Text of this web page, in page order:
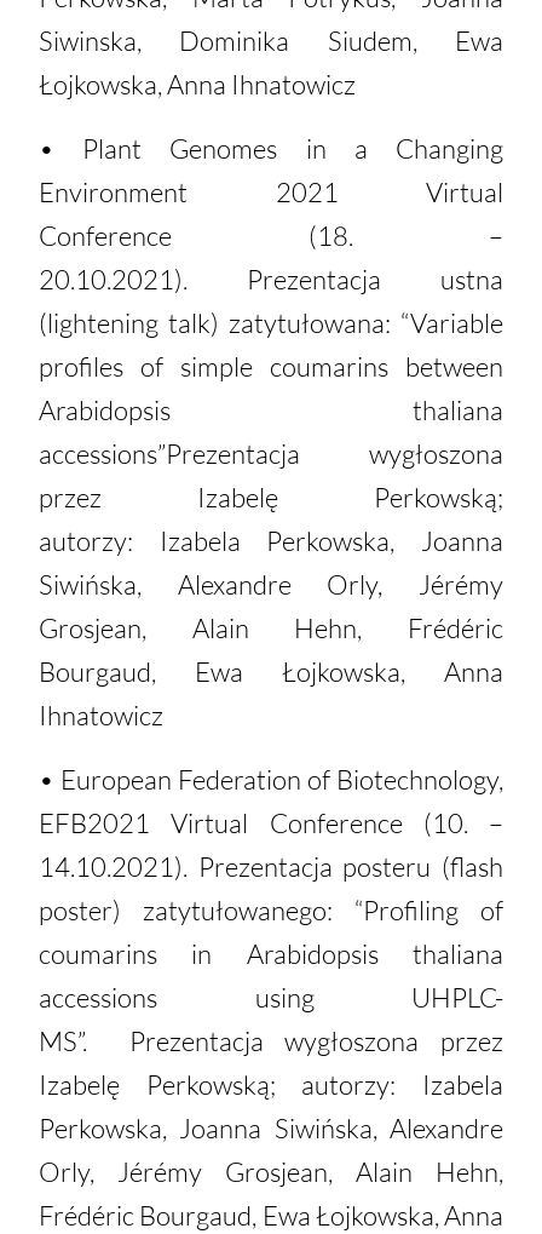
Siwinska, Dominika Siudem, Ewa
Łojkowska, Anna Ihnatowicz
• Plant Genomes in a Changing
Environment 2021 Virtual
Conference (18. –
20.10.2021). Prezentacja ustna
(lightening talk) zatytułowana: “Variable
profiles of simple coumarins between
Arabidopsis thaliana
accessions”Prezentacja wygłoszona
przez Izabelę Perkowską;
autorzy: Izabela Perkowska, Joanna
Siwińska, Alexandre Orly, Jérémy
Grosjean, Alain Hehn, Frédéric
Bourgaud, Ewa Łojkowska, Anna
Ihnatowicz
• European Federation of Biotechnology,
EFB2021 Virtual Conference (10. –
14.10.2021). Prezentacja posteru (flash
poster) zatytułowanego: “Profiling of
coumarins in Arabidopsis thaliana
accessions using UHPLC-
MS”. Prezentacja wygłoszona przez
Izabelę Perkowską; autorzy: Izabela
Perkowska, Joanna Siwińska, Alexandre
Orly, Jérémy Grosjean, Alain Hehn,
Frédéric Bourgaud, Ewa Łojkowska, Anna